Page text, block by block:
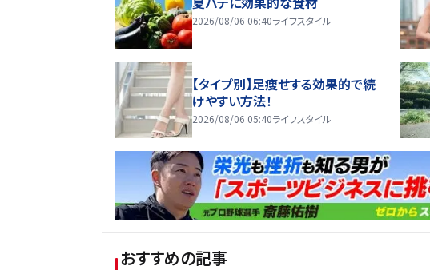
2026/08/06 06:40ライフスタイル
【タイプ別】足痩せする効果的で続
けやすい方法！
2026/08/06 05:40ライフスタイル
おすすめの記事